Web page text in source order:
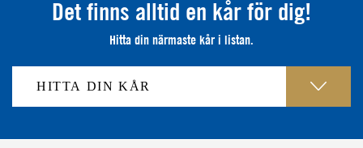
Det finns alltid en kår för dig!
Hitta din närmaste kår i listan.